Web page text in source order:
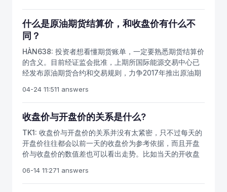
最低价收盘价涨跌成交量15年10月44.7844.9743.5944-
0.63315，51715年11月45.3245.4744.0944.43-0.73168，
37215年12月45.946.144.6744.9-0.990，67716年1月
46.6446.73B45.345.46-1.0132，33916年2月
47.0347.0745.9346.06-1.0722，787石油供需和库存是
影响原油期货行情的重要因素，原油交易商周一（9月14
日）表示，在美国页岩油主要产地北达科他州和德克萨斯
州，原油现货价格对期货价格的溢价水平近期达到了数年
来最高，或暗示原油市场即将迎来价格回升。虽然原油期
货价格目前依然徘徊在6年半低位附近，但高企的原油现货
交易价格却令交易商倍感鼓舞。
分简单介绍了尿素期货合约草案及相关内容，希望能对各
位读者有所帮助。 在介绍尿素之前，我们先来简单的了解
一下化肥。化肥是化学肥料的简称，是以矿石、酸、合成
氨等为原料经化学及机械加工制成的肥料。化肥不仅能提
高土壤肥力，而且是提高作物单位面积产量的重要保障。
据FAO统计，化肥在农作物增产的总份额中占40—60%。
我国能以世界7%的耕地养活世界22%的人口，可以说化
肥起到举足轻重的作用。化肥主要分为三大类：氮肥、磷
品种，尿素产量大约占我国化肥总产量的42%。
什么是原油期货结算价，和收盘价有什么不
同？
HÀN638: 投资者想看懂期货账单，一定要熟悉期货结算价
的含义。目前经证监会批准，上期所国际能源交易中心已
经发布原油期货合约和交易规则，力争2017年推出原油期
户后能交易国内几十个期货品种。作为我国石油期货最重
要的品种，中质含硫原油期货合约一手1000桶，我们要熟
悉原油期货交易规则，做好充足的入市准备，多学习交易
每个账户进行结算。每日交易结束后，能源中心按照当日
结算价结算所有合约的盈亏、交易保证金及手续费、税款
等费用，对应收应付的款项实行净额划转，并相应增加或
者减少会员的结算准备金。能源中心实行当日无负债结算
04-24 11:511 answers
收盘价与开盘价的关系是什么?
TK1: 收盘价与开盘价的关系并没有太紧密，只不过每天的
开盘价往往都会以前一天的收盘价为参考依据，而且开盘
价与收盘价的数值差也可以看出走势。比如当天的开收盘
第二天就会走出个大行情，可以结合技术指标进一步分
析。
06-14 11:271 answers